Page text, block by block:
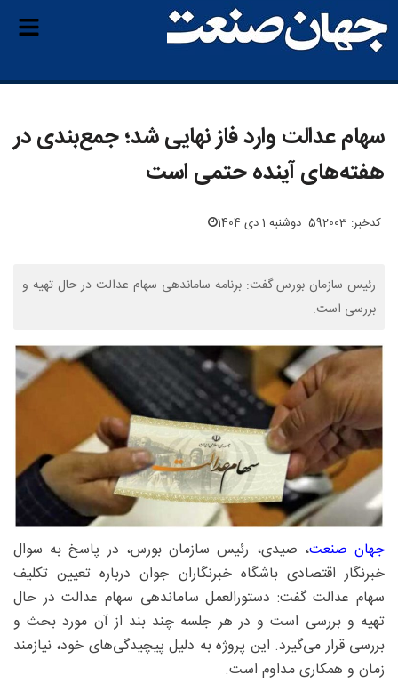
سهام عدالت وارد فاز نهایی شد؛ جمع‌بندی در
هفته‌های آینده حتمی است
کدخبر: 592003 دوشنبه 1 دی 1404
رئیس سازمان بورس گفت: برنامه ساماندهی سهام عدالت در حال تهیه و
بررسی است.
جهان صنعت، صیدی، رئیس سازمان بورس، در پاسخ به سوال
خبرنگار اقتصادی باشگاه خبرنگاران جوان درباره تعیین تکلیف
سهام عدالت گفت: دستورالعمل ساماندهی سهام عدالت در حال
تهیه و بررسی است و در هر جلسه چند بند از آن مورد بحث و
بررسی قرار می‌گیرد. این پروژه به دلیل پیچیدگی‌های خود، نیازمند
زمان و همکاری مداوم است.